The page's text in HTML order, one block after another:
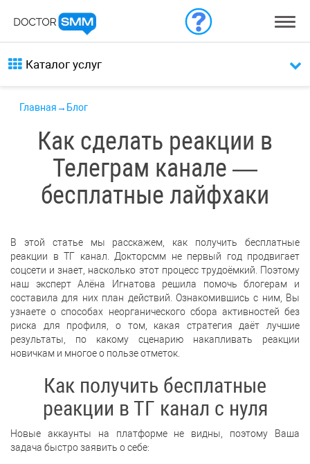
Каталог услуг
Главная→ Блог
Как сделать реакции в
Телеграм канале —
бесплатные лайфхаки
В этой статье мы расскажем, как получить бесплатные
реакции в ТГ канал. Докторсмм не первый год продвигает
соцсети и знает, насколько этот процесс трудоёмкий. Поэтому
наш эксперт Алёна Игнатова решила помочь блогерам и
составила для них план действий. Ознакомившись с ним, Вы
узнаете о способах неорганического сбора активностей без
риска для профиля, о том, какая стратегия даёт лучшие
результаты, по какому сценарию накапливать реакции
новичкам и многое о пользе отметок.
Как получить бесплатные
реакции в ТГ канал с нуля
Новые аккаунты на платформе не видны, поэтому Ваша
задача быстро заявить о себе: